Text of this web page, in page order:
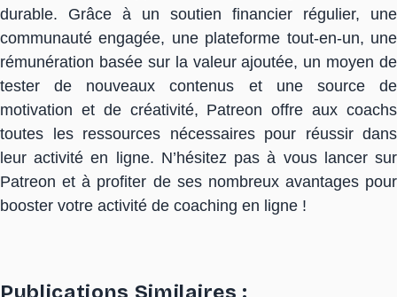
durable. Grâce à un soutien financier régulier, une
communauté engagée, une plateforme tout-en-un, une
rémunération basée sur la valeur ajoutée, un moyen de
tester de nouveaux contenus et une source de
motivation et de créativité, Patreon offre aux coachs
toutes les ressources nécessaires pour réussir dans
leur activité en ligne. N’hésitez pas à vous lancer sur
Patreon et à profiter de ses nombreux avantages pour
booster votre activité de coaching en ligne !
Publications Similaires :